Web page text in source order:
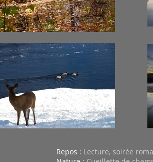
Repos : Lecture, soirée